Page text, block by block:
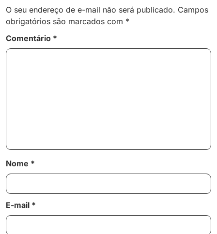
O seu endereço de e-mail não será publicado. Campos
obrigatórios são marcados com *
Comentário *
Nome *
E-mail *